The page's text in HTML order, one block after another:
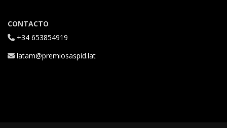
CONTACTO
+34 653854919
latam@premiosaspid.lat